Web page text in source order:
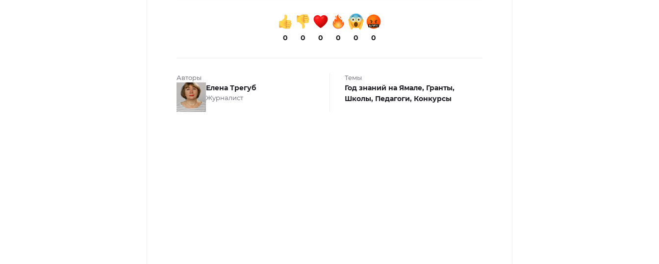
0 0 0 0 0 0
Авторы
Елена Трегуб
Журналист
Темы
Год знаний на Ямале, Гранты,
Школы, Педагоги, Конкурсы